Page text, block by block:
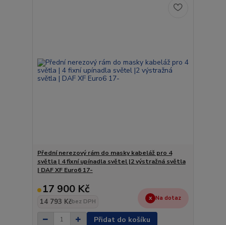
Přední nerezový rám do masky kabeláž pro 4
světla | 4 fixní upínadla světel |2 výstražná světla
| DAF XF Euro6 17-
17 900 Kč
14 793 Kčbez DPH Na dotaz
Přidat do košíku